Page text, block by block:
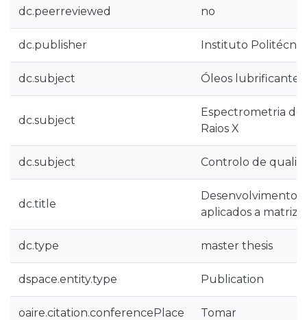
dc.peerreviewed no
dc.publisher Instituto
dc.subject Óleos lubrificantes
dc.subject
Espectrometria de
Raios X
dc.subject Controlo de
dc.title
Desenvolvimento
aplicados a
dc.type master thesis
dspace.entity.type Publication
oaire.citation.conferencePlace Tomar